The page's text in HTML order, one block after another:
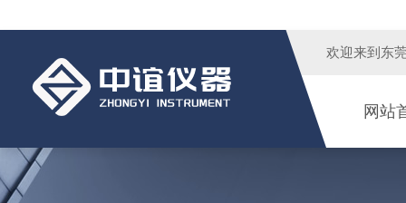
欢迎来到 东
网站